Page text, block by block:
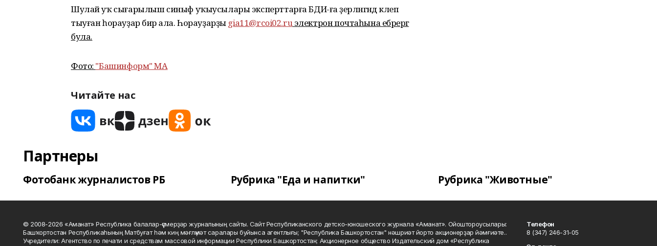
Шулай уҡ сығарылыш синыф уҡыусылары эксперттарға БДИ-ға әҙерләнгәндә клеп
тыуған һорауҙар бирә ала. Һорауҙарҙы gia11@rcoi02.ruэлектрон почтаһына ебәрергә
була.
Фото: "Башинформ" МА
Читайте нас
Партнеры
Фотобанк журналистов РБ Рубрика "Еда и напитки" Рубрика "Животные"
© 2008-2026 «Аманат» Республика балалар-үҫмерҙәр журналының сайты. Сайт Республиканского детско-юношеского журнала «Аманат». Ойоштороусылары:
Башҡортостан Республикаһының Матбуғат һәм киң мәғлүмәт саралары буйынса агентлығы; "Республика Башкортостан" нәшриәт йорто акционерҙар йәмғиәте..
Учредители: Агентство по печати и средствам массовой информации Республики Башкортостан; Акционерное общество Издательский дом «Республика
Телефон
8 (347) 246-31-05